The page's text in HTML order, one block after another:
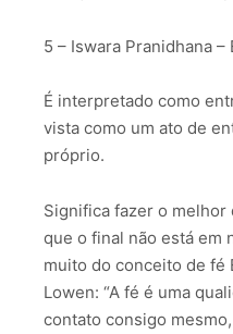
5 – Iswara Pranidhana –
É interpretado como
vista como um ato de
próprio.
Significa fazer o melhor
que o final não está em
muito do conceito de fé
Lowen: “A fé é uma
contato consigo